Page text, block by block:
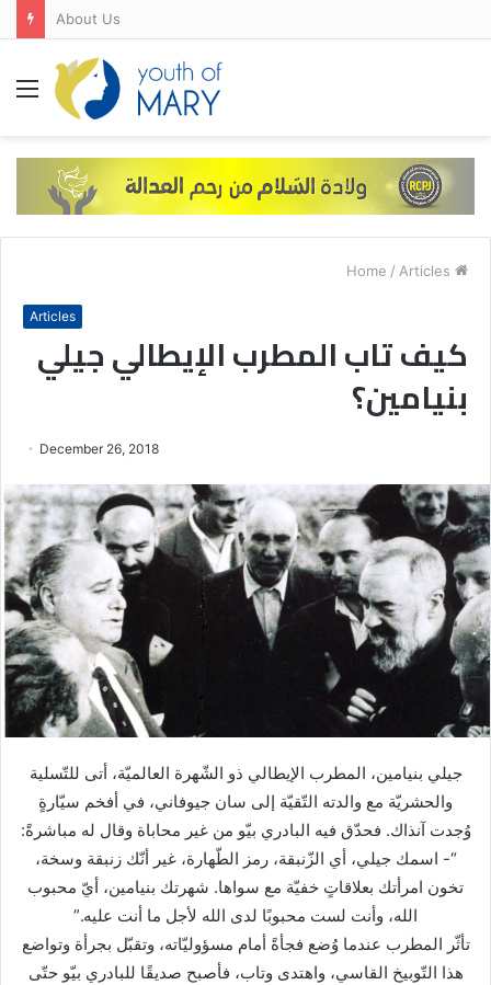
About Us
Menu
/ Articles
Articles
كيف تاب المطرب الإيطالي جيلي
بنيامين؟
December 26, 2018
جيلي بنيامين، المطرب الإيطالي ذو الشّهرة العالميّة، أتى للتّسلية
والحشريّة مع والدته التّقيّة إلى سان جيوفاني، في أفخم سيّارةٍ
وُجدت آنذاك. فحدّق فيه البادري بيّو من غير محاباة وقال له مباشرةً:
“- اسمك جيلي، أي الزّنبقة، رمز الطّهارة، غير أنّك زنبقة وسخة،
تخون امرأتك بعلاقاتٍ خفيّة مع سواها. شهرتك بنيامين، أيّ محبوب
الله، وأنت لست محبوبًا لدى الله لأجل ما أنت عليه.”
تأثّر المطرب عندما وُضع فجأةً أمام مسؤوليّاته، وتقبّل بجرأة وتواضع
هذا التّوبيخ القاسي، واهتدى وتاب، فأصبح صديقًا للبادري بيّو حتّى